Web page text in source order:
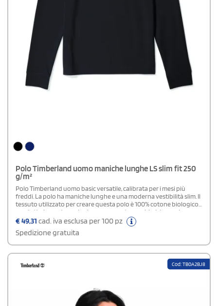
Polo Timberland uomo maniche lunghe LS slim fit 250
g/m²
Polo Timberland uomo basic versatile, calibrata per i mesi più
freddi. La polo ha maniche lunghe e una moderna vestibilità slim. Il
tessuto utilizzato per creare questa polo è 100% cotone biologico,
prodotto in modo ecologico, senza sostanze chimiche nocive o
pesticidi tossici.
€49,31 cad. iva esclusa per 100 pz
Spedizione gratuita
Cod: TB0A2BJ8